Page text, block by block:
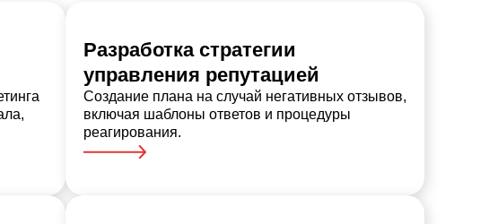
Разработка стратегии
управления репутацией
Создание плана на случай негативных отзывов,
включая шаблоны ответов и процедуры
реагирования.